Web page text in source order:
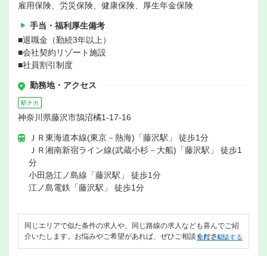
雇用保険、労災保険、健康保険、厚生年金保険
手当・福利厚生備考
■退職金（勤続3年以上）
■会社契約リゾート施設
■社員割引制度
勤務地・アクセス
駅チカ
神奈川県藤沢市鵠沼橘1-17-16
ＪＲ東海道本線(東京－熱海)「藤沢駅」 徒歩1分
ＪＲ湘南新宿ライン線(武蔵小杉－大船)「藤沢駅」 徒歩1
分
小田急江ノ島線「藤沢駅」 徒歩1分
江ノ島電鉄「藤沢駅」 徒歩1分
同じエリアで似た条件の求人や、同じ路線の求人なども喜んでご紹
介いたします。お悩みやご希望があれば、ぜひご相談ください。
無料で相談する